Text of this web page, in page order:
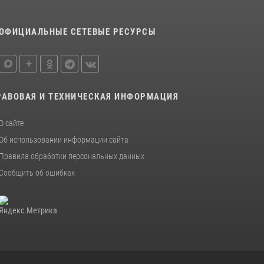
ребят из Движения Первых основам
самообороны
СЕТЕВЫЕ РЕСУРСЫ
И ТЕХНИЧЕСКАЯ ИНФОРМАЦИЯ
О сайте
Об использовании информации сайта
Правила обработки персональных данных
Сообщить об ошибках